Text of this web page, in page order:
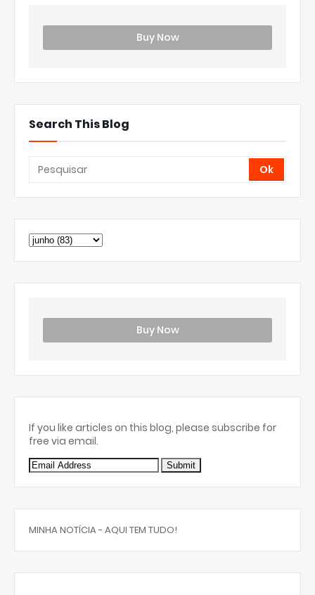
Buy Now
Search This Blog
Buy Now
If you like articles on this blog, please subscribe for
free via email.
MINHA NOTÍCIA - AQUI TEM TUDO!